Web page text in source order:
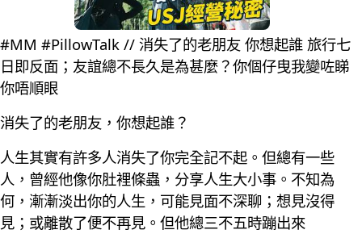
#MM #PillowTalk // 消失了的老朋友 你想起誰 旅行七
日即反面；友誼總不長久是為甚麼？你個仔曳我變咗睇
你唔順眼
消失了的老朋友，你想起誰？
人生其實有許多人消失了你完全記不起。但總有一些
人，曾經他像你肚裡條蟲，分享人生大小事。不知為
何，漸漸淡出你的人生，可能見面不深聊；想見沒得
見；或離散了便不再見。但他總三不五時蹦出來